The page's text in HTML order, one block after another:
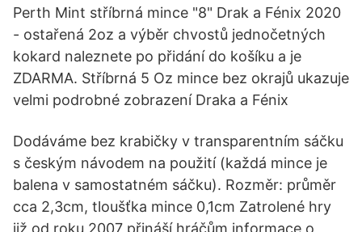
Perth Mint stříbrná mince "8" Drak a Fénix 2020
- ostařená 2oz a výběr chvostů jednočetných
kokard naleznete po přidání do košíku a je
ZDARMA. Stříbrná 5 Oz mince bez okrajů ukazuje
velmi podrobné zobrazení Draka a Fénix
Dodáváme bez krabičky v transparentním sáčku
s českým návodem na použití (každá mince je
balena v samostatném sáčku). Rozměr: průměr
cca 2,3cm, tloušťka mince 0,1cm Zatrolené hry
již od roku 2007 přináší hráčům informace o